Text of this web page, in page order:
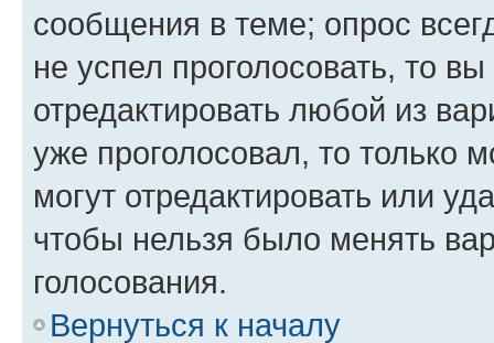
сообщения в теме; опрос
не успел проголосовать, то
отредактировать любой из
уже проголосовал, то только
могут отредактировать или
чтобы нельзя было менять
голосования.
Вернуться к началу